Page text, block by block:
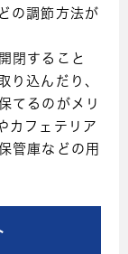
の調節方法が
閉すること
り込んだり、
てるのがメリ
カフェテリア
管庫などの用